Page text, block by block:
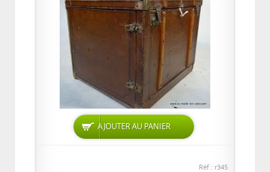
AJOUTER AU PANIER
Réf.: r345